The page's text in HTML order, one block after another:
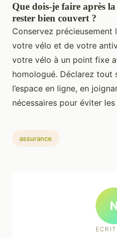
Que dois-je faire après
rester bien couvert ?
Conservez précieusement
votre vélo et de votre
votre vélo à un point fixe
homologué. Déclarez tout
l’espace en ligne, en
nécessaires pour éviter
assurance
N